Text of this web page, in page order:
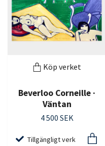
Köp verket
Beverloo Corneille ·
Väntan
4 500 SEK
Tillgängligt verk